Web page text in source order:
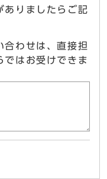
ありましたらご記
合わせは、直接担
ではお受けできま